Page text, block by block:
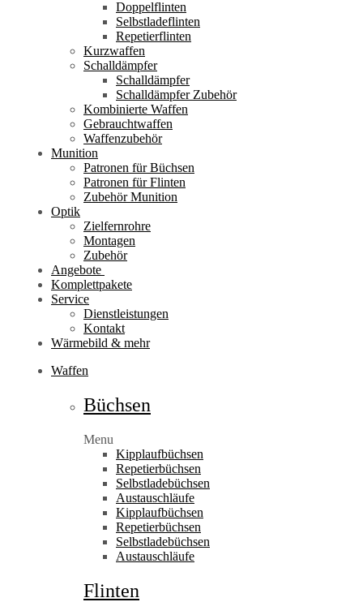
Doppelflinten
Selbstladeflinten
Repetierflinten
Kurzwaffen
Schalldämpfer
Schalldämpfer
Schalldämpfer Zubehör
Kombinierte Waffen
Gebrauchtwaffen
Waffenzubehör
Munition
Patronen für Büchsen
Patronen für Flinten
Zubehör Munition
Optik
Zielfernrohre
Montagen
Zubehör
Angebote
Komplettpakete
Service
Dienstleistungen
Kontakt
Wärmebild & mehr
Waffen
Büchsen
Menu
Kipplaufbüchsen
Repetierbüchsen
Selbstladebüchsen
Austauschläufe
Kipplaufbüchsen
Repetierbüchsen
Selbstladebüchsen
Austauschläufe
Flinten